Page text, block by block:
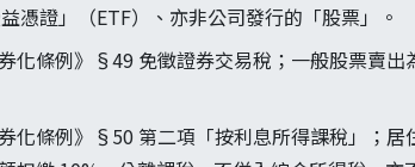
憑證」（ETF）、亦非公司發行的「股票」。
化條例》§49 免徵證券交易稅；一般股票賣
化條例》§50 第二項「按利息所得課稅」；居